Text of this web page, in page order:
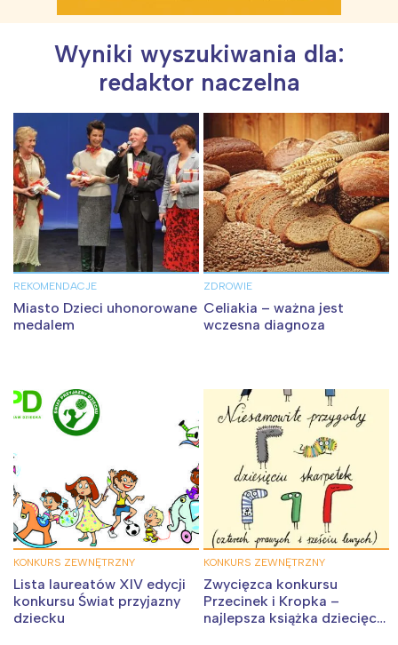
Wyniki wyszukiwania dla:
redaktor naczelna
REKOMENDACJE
Miasto Dzieci uhonorowane
medalem
ZDROWIE
Celiakia – ważna jest
wczesna diagnoza
KONKURS ZEWNĘTRZNY
Lista laureatów XIV edycji
konkursu Świat przyjazny
dziecku
KONKURS ZEWNĘTRZNY
Zwycięzca konkursu
Przecinek i Kropka –
najlepsza książka dziecięca
Interesują mnie wydarzenia z
tego regionu:
Warszawa
Łódź
Trójmiasto
Poznań
Wrocław
Śląsk
Kraków
Południe
Północ
Wszystkie